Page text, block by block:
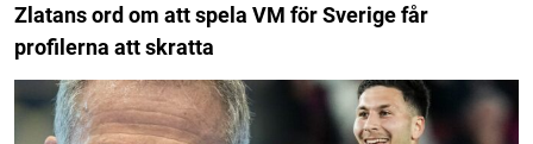
Zlatans ord om att spela VM för Sverige får
profilerna att skratta